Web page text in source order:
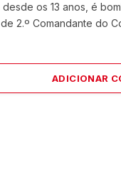
os 13 anos, é
2.º Comandante do
ADICIONAR